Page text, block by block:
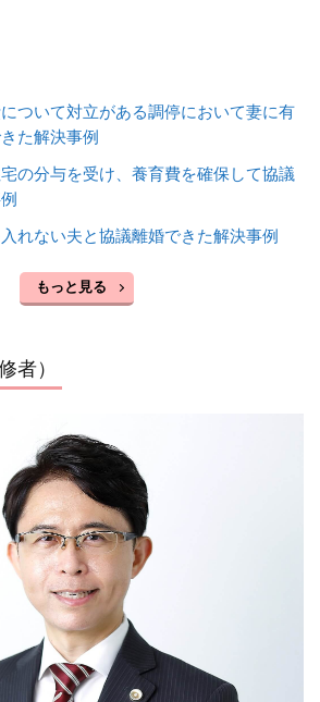
ついて対立がある調停において妻に有
た解決事例
の分与を受け、養育費を確保して協議
れない夫と協議離婚できた解決事例
もっと見る
者）